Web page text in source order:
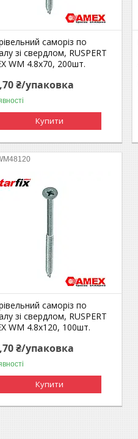
саморіз по
зі свердлом, RUSPERT
WM 4.8x70, 200шт.
₴/упаковка
Купити
саморіз по
зі свердлом, RUSPERT
WM 4.8x120, 100шт.
₴/упаковка
Купити